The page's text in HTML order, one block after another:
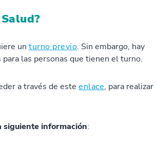
un turno previo. Sin embargo, hay
las personas que tienen el turno.
a través de este enlace, para realizar
siguiente información: